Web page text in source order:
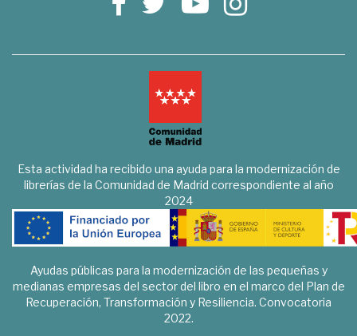
Esta actividad ha recibido una ayuda para la modernización de
librerías de la Comunidad de Madrid correspondiente al año
2024
Ayudas públicas para la modernización de las pequeñas y
medianas empresas del sector del libro en el marco del Plan de
Recuperación, Transformación y Resiliencia. Convocatoria
2022.